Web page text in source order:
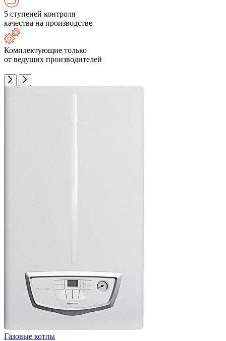
5 ступеней контроля
качества на производстве
Комплектующие только
от ведущих производителей
Газовые котлы